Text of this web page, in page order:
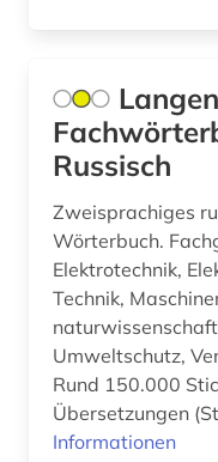
naturschutz (1)
open access (4)
Russisch
Zweisprachiges
Wörterbuch.
Elektrotechnik,
Technik,
Umweltschutz,
Rund 150.000
Übersetzungen
Informationen